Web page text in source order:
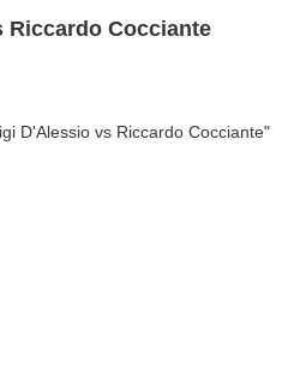
Riccardo Cocciante